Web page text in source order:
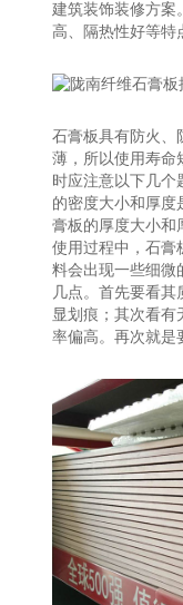
建筑装饰装修方案
高、隔热性好等特
石膏板具有防火、
薄，所以使用寿命
时应注意以下几个
的密度大小和厚度
膏板的厚度大小和
使用过程中，石膏
料会出现一些细微
几点。首先要看其
显划痕；其次看有
率偏高。再次就是